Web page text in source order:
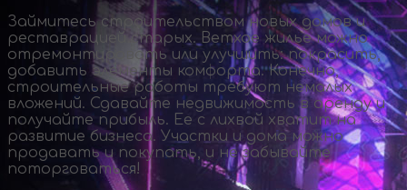
Займитесь строительством новых домов и
реставрацией старых. Ветхое жилье можно
отремонтировать или улучшить: покрасить,
добавить элементы комфорта. Конечно,
строительные работы требуют немалых
вложений. Сдавайте недвижимость в аренду и
получайте прибыль. Ее с лихвой хватит на
развитие бизнеса. Участки и дома можно
продавать и покупать, и не забывайте
поторговаться!